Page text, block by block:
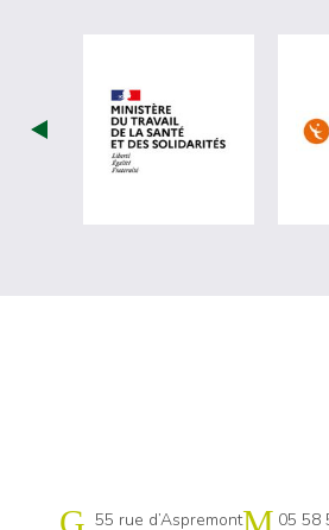
visiter les
Cap emploi 40-64 Pays basque
55 rue d’Aspremont
05 58